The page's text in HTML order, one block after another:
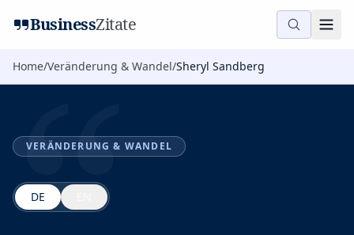
BusinessZitate
Home/Veränderung & Wandel/Sheryl Sandberg
VERÄNDERUNG & WANDEL
DE